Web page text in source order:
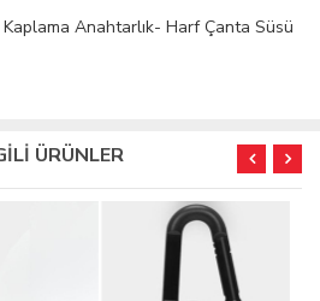
Anahtarlık- Harf Çanta Süsü
ÜRÜNLER